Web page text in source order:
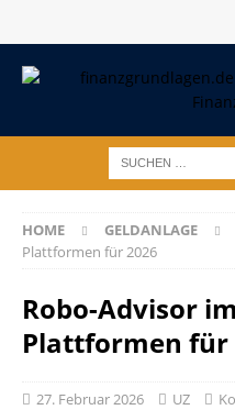
HOME GELDANLAGE
Plattformen für 2026
Robo-Advisor
Plattformen für
27. Februar 2026 UZ